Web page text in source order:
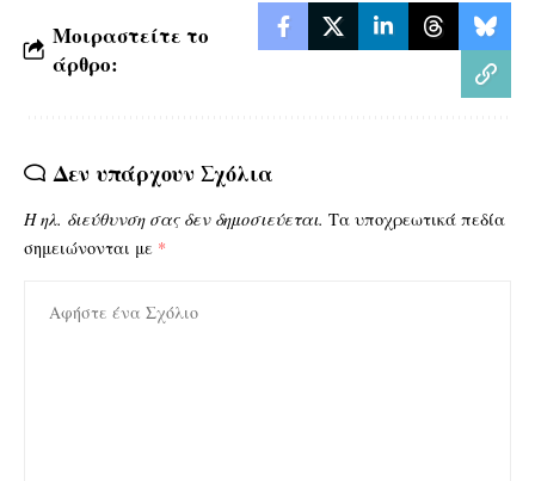
Μοιραστείτε το
άρθρο:
Δεν υπάρχουν Σχόλια
Η ηλ. διεύθυνση σας δεν δημοσιεύεται. Τα υποχρεωτικά πεδία
σημειώνονται με *